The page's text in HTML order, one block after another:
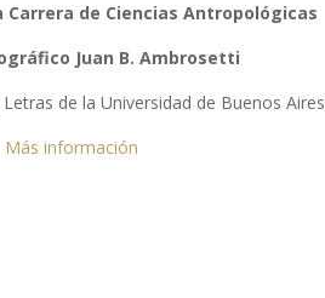
de Ciencias Antropológicas
Juan B. Ambrosetti
de la Universidad de Buenos Aires
Más información